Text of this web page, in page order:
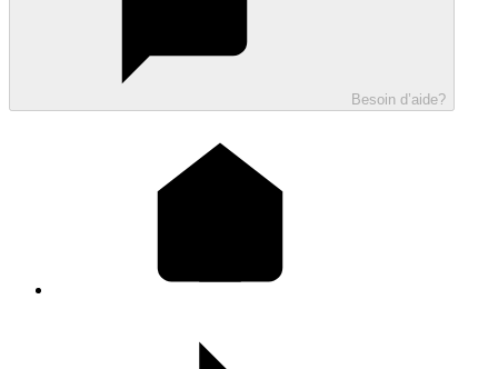
Besoin d’aide?